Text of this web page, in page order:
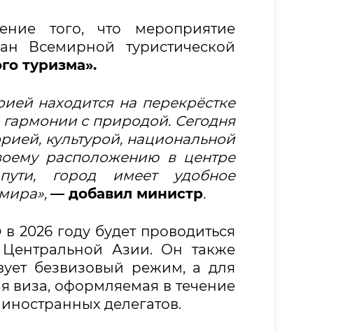
того, что мероприятие
Всемирной туристической
туризма».
находится на перекрёстке
с природой. Сегодня
культурой, национальной
расположению в центре
город имеет удобное
— добавил министр.
2026 году будет проводиться
Азии. Он также
безвизовый режим, а для
виза, оформляемая в течение
делегатов.